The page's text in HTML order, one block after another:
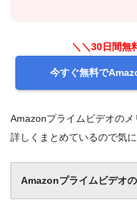
＼＼30日間無
今すぐ無料で
Amazonプライムビデオの
詳しくまとめているので気
Amazonプライムビデオ